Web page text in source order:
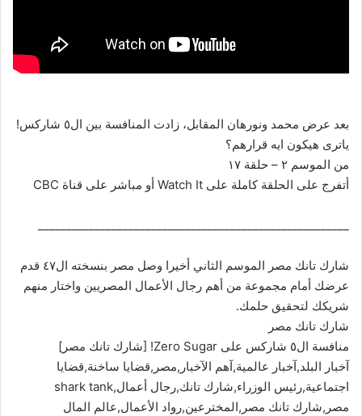
بعد عرض محمد ونورهان المقابل، زادت المنافسة بين ال٥ شاركس!
ياترى هيكون ايه قرارهم؟
من الموسم ٢ – حلقة ١٧
أتفرج على الحلقة كاملة على Watch It أو مباشر على قناة CBC
شارك تانك مصر الموسم الثاني أخيرا وصل مصر بنسخته ال٤٧ قدم
عرضك أمام مجموعة من أهم رجال الأعمال المصريين واختار منهم
شريكك لتحقيق حلمك.
شارك تانك مصر
منافسة ال٥ شاركس على Zero Sugar! [شارك تانك مصر]
آخبار البلد,آخبار عالمية,آهم الآخبار,مصر,قضايا ساخنة,قضايا
اجتماعية,رئيس الوزراء,شارك تانك,رجال أعمال,shark tank
مصر,شارك تانك مصر,المخترعين,رواد الأعمال,عالم المال